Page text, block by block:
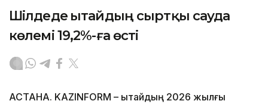
Шілдеде Қытайдың сыртқы сауда
көлемі 19,2%-ға өсті
АСТАНА. KAZINFORM – Қытайдың 2026 жылғы